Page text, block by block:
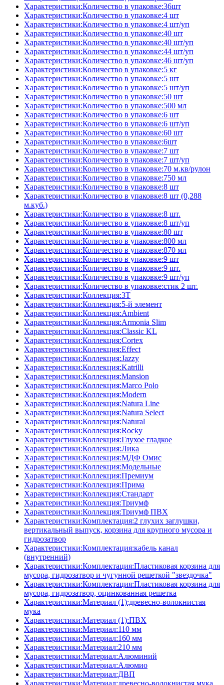
Характеристики:Количество в упаковке:36шт
Характеристики:Количество в упаковке:4 шт
Характеристики:Количество в упаковке:4 шт/уп
Характеристики:Количество в упаковке:40 шт
Характеристики:Количество в упаковке:40 шт/уп
Характеристики:Количество в упаковке:44 шт/уп
Характеристики:Количество в упаковке:46 шт/уп
Характеристики:Количество в упаковке:5 кг
Характеристики:Количество в упаковке:5 шт
Характеристики:Количество в упаковке:5 шт/уп
Характеристики:Количество в упаковке:50 шт
Характеристики:Количество в упаковке:500 мл
Характеристики:Количество в упаковке:6 шт
Характеристики:Количество в упаковке:6 шт/уп
Характеристики:Количество в упаковке:60 шт
Характеристики:Количество в упаковке:6шт
Характеристики:Количество в упаковке:7 шт
Характеристики:Количество в упаковке:7 шт/уп
Характеристики:Количество в упаковке:70 м.кв/рулон
Характеристики:Количество в упаковке:750 мл
Характеристики:Количество в упаковке:8 шт
Характеристики:Количество в упаковке:8 шт (0,288
м.куб.)
Характеристики:Количество в упаковке:8 шт.
Характеристики:Количество в упаковке:8 шт/уп
Характеристики:Количество в упаковке:80 шт
Характеристики:Количество в упаковке:800 мл
Характеристики:Количество в упаковке:870 мл
Характеристики:Количество в упаковке:9 шт
Характеристики:Количество в упаковке:9 шт.
Характеристики:Количество в упаковке:9 шт/уп
Характеристики:Количество в упаковке:стик 2 шт.
Характеристики:Коллекция:3T
Характеристики:Коллекция:5-й элемент
Характеристики:Коллекция:Ambient
Характеристики:Коллекция:Armonia Slim
Характеристики:Коллекция:Classic KL
Характеристики:Коллекция:Cortex
Характеристики:Коллекция:Effect
Характеристики:Коллекция:Jazzy
Характеристики:Коллекция:Katrilli
Характеристики:Коллекция:Mansion
Характеристики:Коллекция:Marco Polo
Характеристики:Коллекция:Modern
Характеристики:Коллекция:Natura Line
Характеристики:Коллекция:Natura Select
Характеристики:Коллекция:Natural
Характеристики:Коллекция:Rocky
Характеристики:Коллекция:Глухое гладкое
Характеристики:Коллекция:Лика
Характеристики:Коллекция:МДФ Омис
Характеристики:Коллекция:Модельные
Характеристики:Коллекция:Премиум
Характеристики:Коллекция:Прима
Характеристики:Коллекция:Стандарт
Характеристики:Коллекция:Триумф
Характеристики:Коллекция:Триумф ПВХ
Характеристики:Комплектация:2 глухих заглушки,
вертикальный выпуск, корзина для крупного мусора и
гидрозатвор
Характеристики:Комплектация:кабель канал
(внутренний)
Характеристики:Комплектация:Пластиковая корзина для
мусора, гидрозатвор и чугунной решеткой "звездочка"
Характеристики:Комплектация:Пластиковая корзина для
мусора, гидрозатвор, оцинкованная решетка
Характеристики:Материал (1):древесно-волокнистая
мука
Характеристики:Материал (1):ПВХ
Характеристики:Материал:110 мм
Характеристики:Материал:160 мм
Характеристики:Материал:210 мм
Характеристики:Материал:Алюминий
Характеристики:Материал:Алюмио
Характеристики:Материал:ДВП
Характеристики:Материал:древесно-волокнистая мука